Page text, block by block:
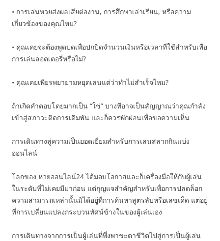
• การเล่นหวยส่งผลเสียต่องาน, การศึกษาเล่าเรียน, หรือความ
เกี่ยวข้องของคุณไหม?
• คุณเคยจะต้องพูดปดเพื่อปกปิดจำนวนเงินหรือเวลาที่ใช้สำหรับเพื่อ
การเล่นลอตเตอรี่หรือไม่?
• คุณเคยเพียรพยายามหยุดเล่นแต่ว่าทำไม่สำเร็จไหม?
ถ้าเกิดคำตอบโดยมากเป็น “ใช่” บางทีอาจเป็นสัญญาณว่าคุณกำลัง
เข้าสู่สภาวะติดการเดิมพัน และก็ควรพักผ่อนเพื่อขอความเห็น
การเดินทางสู่ความเป็นยอดเยี่ยมสำหรับการเล่นสลากกินแบ่ง
ออนไลน์
โลกของ หวยออนไลน์24 ได้มอบโอกาสและก็เครื่องมือให้กับผู้เล่น
ในระดับที่ไม่เคยมีมาก่อน แต่กุญแจสำคัญสำหรับเพื่อการปลดล็อก
ความสามารถเหล่านั้นมิได้อยู่ที่การค้นหาสูตรลับหรือเลขเด็ด แต่อยู่
ที่การเปลี่ยนแปลงกระบวนทัศน์ข้างในของผู้เล่นเอง
การเดินทางจากการเป็นผู้เล่นที่พึ่งพาชะตาชีวิตไปสู่การเป็นผู้เล่น